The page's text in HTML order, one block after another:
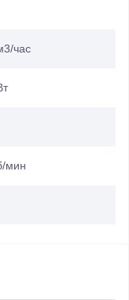
час
мин